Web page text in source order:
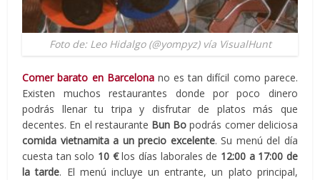
Foto de: Leo Hidalgo (@yompyz) vía VisualHunt
Comer barato en Barcelonano es tan difícil como parece.
Existen muchos restaurantes donde por poco dinero
podrás llenar tu tripa y disfrutar de platos más que
decentes. En el restaurante Bun Bopodrás comer deliciosa
comida vietnamita a un precio excelente. Su menú del día
cuesta tan solo 10 €los días laborales de 12:00 a 17:00 de
la tarde. El menú incluye un entrante, un plato principal,